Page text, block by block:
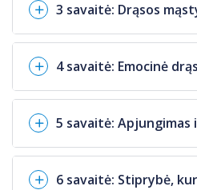
3 savaitė: Drąsos
4 savaitė: Emocinė
5 savaitė:
6 savaitė: Stiprybė,